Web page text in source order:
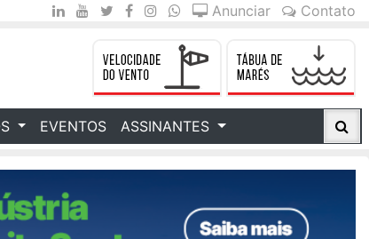
Anunciar Contato
EVENTOS ASSINANTES